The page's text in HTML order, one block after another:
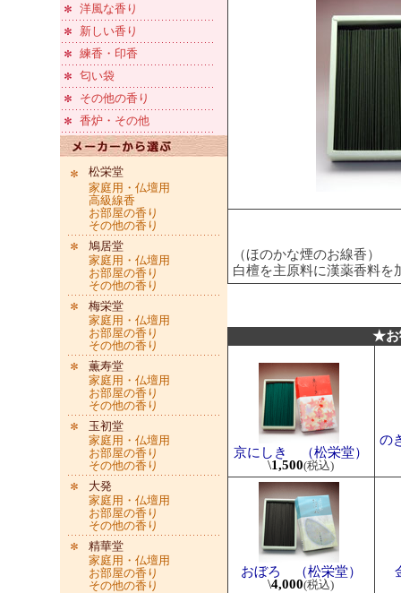
洋風な香り
新しい香り
練香・印香
匂い袋
その他の香り
香炉・その他
松栄堂
家庭用・仏壇用
高級線香
お部屋の香り
その他の香り
鳩居堂
家庭用・仏壇用
お部屋の香り
その他の香り
梅栄堂
家庭用・仏壇用
お部屋の香り
その他の香り
薫寿堂
家庭用・仏壇用
お部屋の香り
その他の香り
玉初堂
家庭用・仏壇用
お部屋の香り
その他の香り
大発
家庭用・仏壇用
お部屋の香り
その他の香り
精華堂
家庭用・仏壇用
お部屋の香り
その他の香り
（ほのかな煙のお線香）
白檀を主原料に漢薬香料を
★お
京にしき （松栄堂）
\1,500(税込)
の
おぼろ （松栄堂）
\4,000(税込)